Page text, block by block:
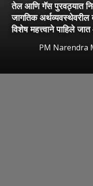
तेल आणि गॅस पुरवठ्यात
जागतिक अर्थव्यवस्थेवरील
विशेष महत्त्वाने पाहिले
PM Narendra